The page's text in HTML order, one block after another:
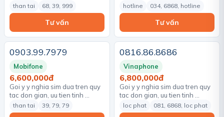
than tai 68, 39, 999
Tư vấn
hotline 034, 6868, hotline
Tư vấn
0903.99.7979
Mobifone
6,600,000đ
Goi y y nghia sim dua tren quy
tac don gian, uu tien tinh …
than tai 39, 79, 79
0816.86.8686
Vinaphone
6,800,000đ
Goi y y nghia sim dua tren quy
tac don gian, uu tien tinh …
loc phat 081, 6868, loc phat